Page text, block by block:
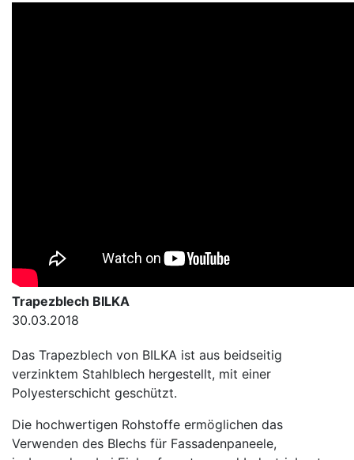
Trapezblech BILKA
30.03.2018
Das Trapezblech von BILKA ist aus beidseitig
verzinktem Stahlblech hergestellt, mit einer
Polyesterschicht geschützt.
Die hochwertigen Rohstoffe ermöglichen das
Verwenden des Blechs für Fassadenpaneele,